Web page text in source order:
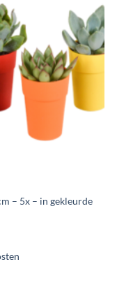
– 5x – in gekleurde